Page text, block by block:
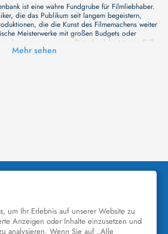
ist eine wahre Fundgrube für Filmliebhaber.
die das Publikum seit langem begeistern,
die die Kunst des Filmemachens weiter
Meisterwerke mit großen Budgets oder
bevorzugen, unsere Datenbank bietet eine Fülle
Geist berühren werden. Beim Durchstöbern
faszinierenderen Welt werden, die Sie erkunden
über Ihre Lieblingskünstler zu entdecken. Bei uns
sie mitgewirkt haben, mit wem sie
sie gespielt haben. Von den größten Stars
Mehr sehen